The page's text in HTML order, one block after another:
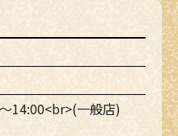
14:00<br>(一般店)